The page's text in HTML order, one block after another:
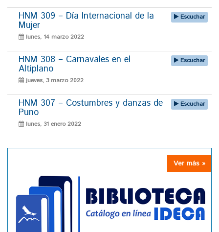
HNM 309 – Día Internacional de la
Mujer
lunes, 14 marzo 2022
Escuchar
HNM 308 – Carnavales en el
Altiplano
jueves, 3 marzo 2022
Escuchar
HNM 307 – Costumbres y danzas de
Puno
lunes, 31 enero 2022
Escuchar
Ver más »